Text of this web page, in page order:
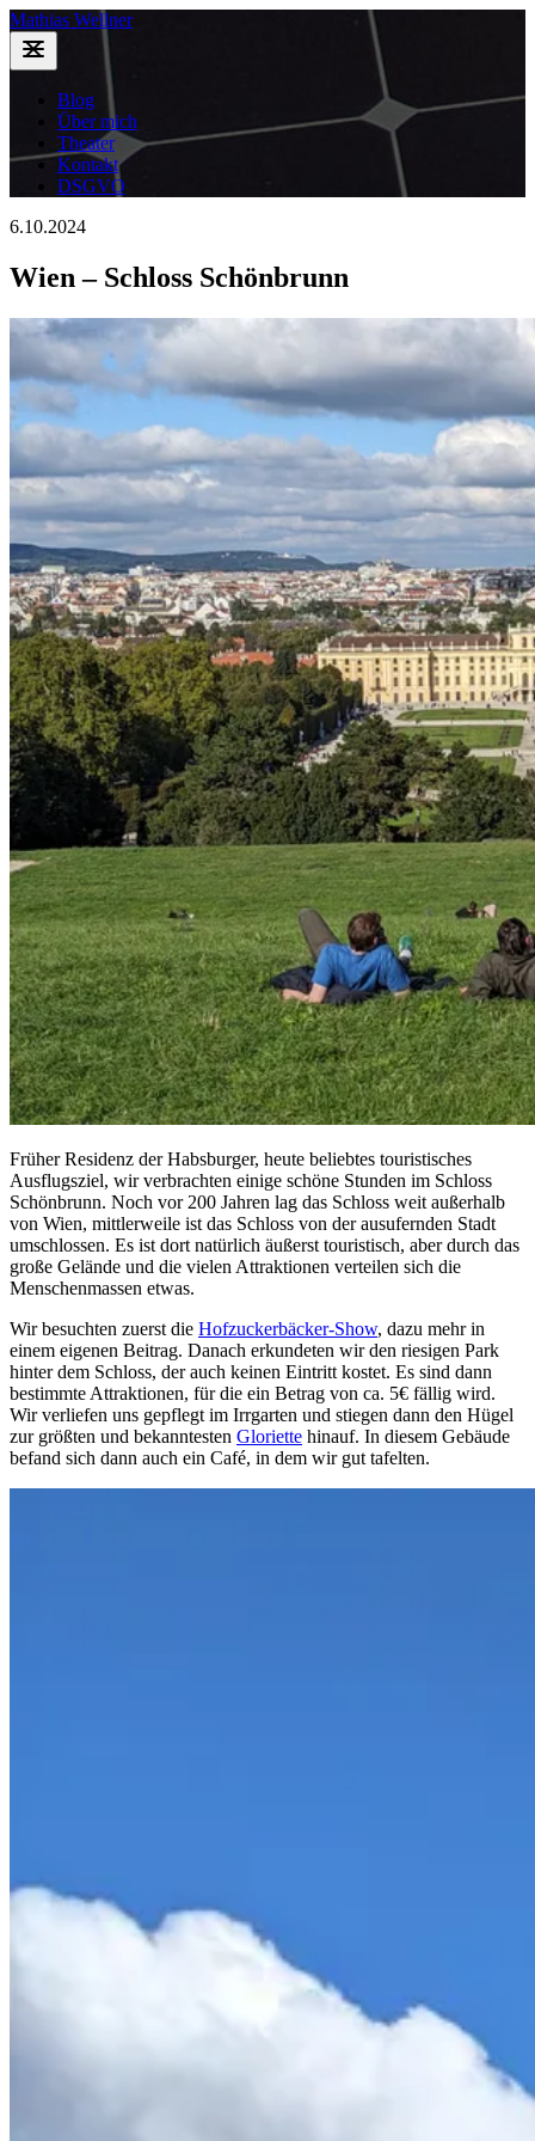
Mathias Wellner
Blog
Über mich
Theater
Kontakt
DSGVO
6.10.2024
Wien – Schloss Schönbrunn
Früher Residenz der Habsburger, heute beliebtes touristisches
Ausflugsziel, wir verbrachten einige schöne Stunden im Schloss
Schönbrunn. Noch vor 200 Jahren lag das Schloss weit außerhalb
von Wien, mittlerweile ist das Schloss von der ausufernden Stadt
umschlossen. Es ist dort natürlich äußerst touristisch, aber durch das
große Gelände und die vielen Attraktionen verteilen sich die
Menschenmassen etwas.
Wir besuchten zuerst die Hofzuckerbäcker-Show, dazu mehr in
einem eigenen Beitrag. Danach erkundeten wir den riesigen Park
hinter dem Schloss, der auch keinen Eintritt kostet. Es sind dann
bestimmte Attraktionen, für die ein Betrag von ca. 5€ fällig wird.
Wir verliefen uns gepflegt im Irrgarten und stiegen dann den Hügel
zur größten und bekanntesten Gloriette hinauf. In diesem Gebäude
befand sich dann auch ein Café, in dem wir gut tafelten.